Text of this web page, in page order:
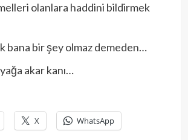
olanlara haddini bildirmek
bana bir şey olmaz demeden…
akar kanı…
X WhatsApp